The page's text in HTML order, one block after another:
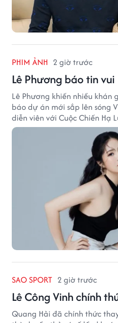
PHIM ẢNH 2 giờ trước
Lê Phương báo tin vui
Lê Phương khiến nhiều
báo dự án mới sắp lên sóng
diễn viên với Cuộc Chiến Hạ
nhiều sự quan tâm.
SAO SPORT 2 giờ trước
Lê Công Vinh chính
Quang Hải đã chính thức